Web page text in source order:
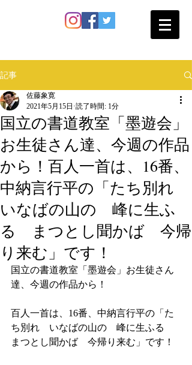
記事
国立の書道教室「墨遊会」
お生徒さん達、今週の作品
から！百人一首は、16番、
中納言行平の「たち別れ
いなばの山の 峰に生ふ
る まつとし聞かば 今帰
り来む」です！
佐藤象寛
2021年5月15日 読了時間: 1分
国立の書道教室「墨遊会」お生徒さん
達、今週の作品から！
百人一首は、16番、中納言行平の「た
ち別れ　いなばの山の　峰に生ふる
まつとし聞かば　今帰り来む」です！